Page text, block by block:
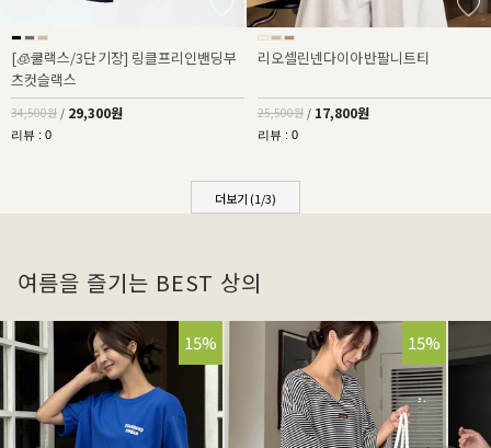
[🧊쿨랙스/3단기장] 링클프리인밴딩부
츠컷슬랙스
34,500원 / 29,300원
리뷰 : 0
리오셀린넨다이아반팔니트티
25,500원 / 17,800원
리뷰 : 0
더보기 (1/3)
여름을 즐기는 BEST 상의
15% 15%